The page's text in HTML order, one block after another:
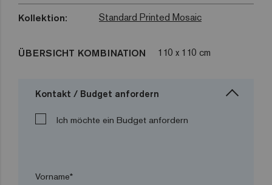
Kollektion: Standard Printed Mosaic
ÜBERSICHT KOMBINATION 110 x 110 cm
Kontakt / Budget anfordern
Ich möchte ein Budget anfordern
Vorname*